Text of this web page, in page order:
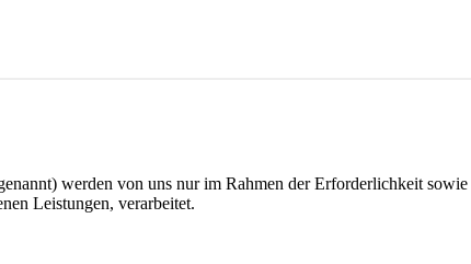
werden von uns nur im Rahmen der Erforderlichkeit
Leistungen, verarbeitet.